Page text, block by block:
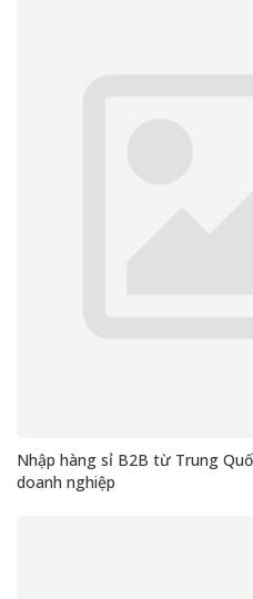
Nhập hàng sỉ B2B từ Trung
doanh nghiệp